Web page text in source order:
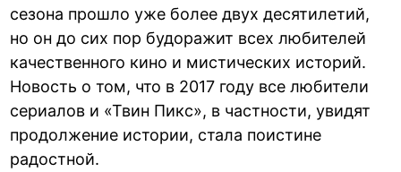
сезона прошло уже более двух десятилетий,
но он до сих пор будоражит всех любителей
качественного кино и мистических историй.
Новость о том, что в 2017 году все любители
сериалов и «Твин Пикс», в частности, увидят
продолжение истории, стала поистине
радостной.